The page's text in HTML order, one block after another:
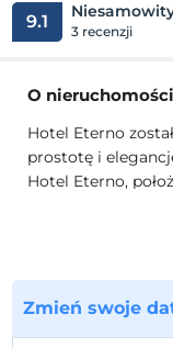
9.1 3 recenzji
O nieruchomości
Hotel Eterno
prostotę i
Hotel Eterno,
łącznie 60 pokoi i
Obiekt znajduje
Zmień swoje